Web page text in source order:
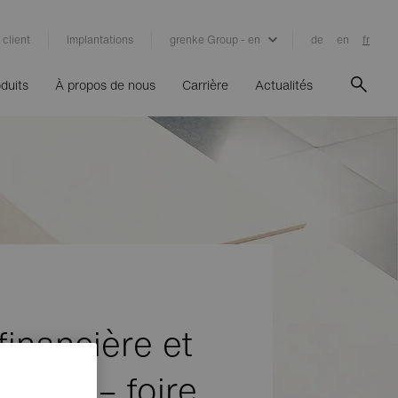
client Implantations grenke Group - en de en fr
À propos de nous Carrière Actualités
et